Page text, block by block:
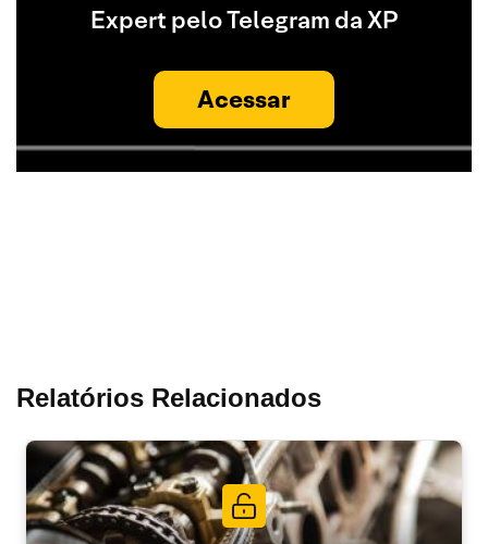
Expert pelo Telegram da XP
Acessar
Relatórios Relacionados